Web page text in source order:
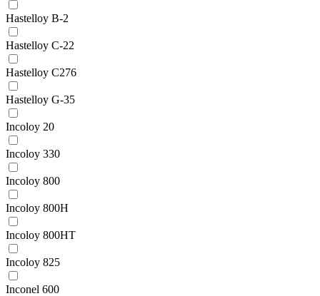
Hastelloy B-2
Hastelloy C-22
Hastelloy C276
Hastelloy G-35
Incoloy 20
Incoloy 330
Incoloy 800
Incoloy 800H
Incoloy 800HT
Incoloy 825
Inconel 600